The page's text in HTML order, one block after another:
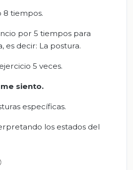
8 tiempos.
por 5 tiempos para
es decir: La postura.
5 veces.
siento.
específicas.
los estados del